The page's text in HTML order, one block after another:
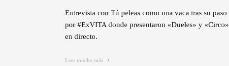
Entrevista con Tú peleas como una vaca tras su paso
por #ExVITA donde presentaron «Dueles» y «Circo»
en directo.
Leer mucho más